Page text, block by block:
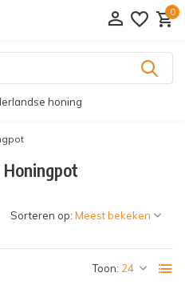
0
honing
Toon:
Sorteren op: